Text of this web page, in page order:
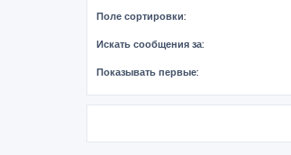
Поле сортировки:
Искать сообщения за:
Показывать первые: